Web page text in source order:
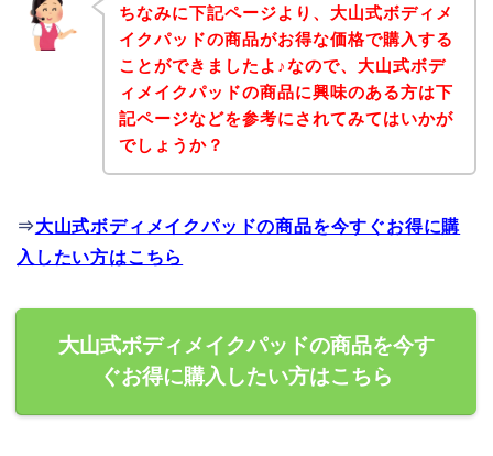
ちなみに下記ページより、大山式ボディメ
イクパッドの商品がお得な価格で購入する
ことができましたよ♪なので、大山式ボデ
ィメイクパッドの商品に興味のある方は下
記ページなどを参考にされてみてはいかが
でしょうか？
⇒大山式ボディメイクパッドの商品を今すぐお得に購
入したい方はこちら
大山式ボディメイクパッドの商品を今す
ぐお得に購入したい方はこちら